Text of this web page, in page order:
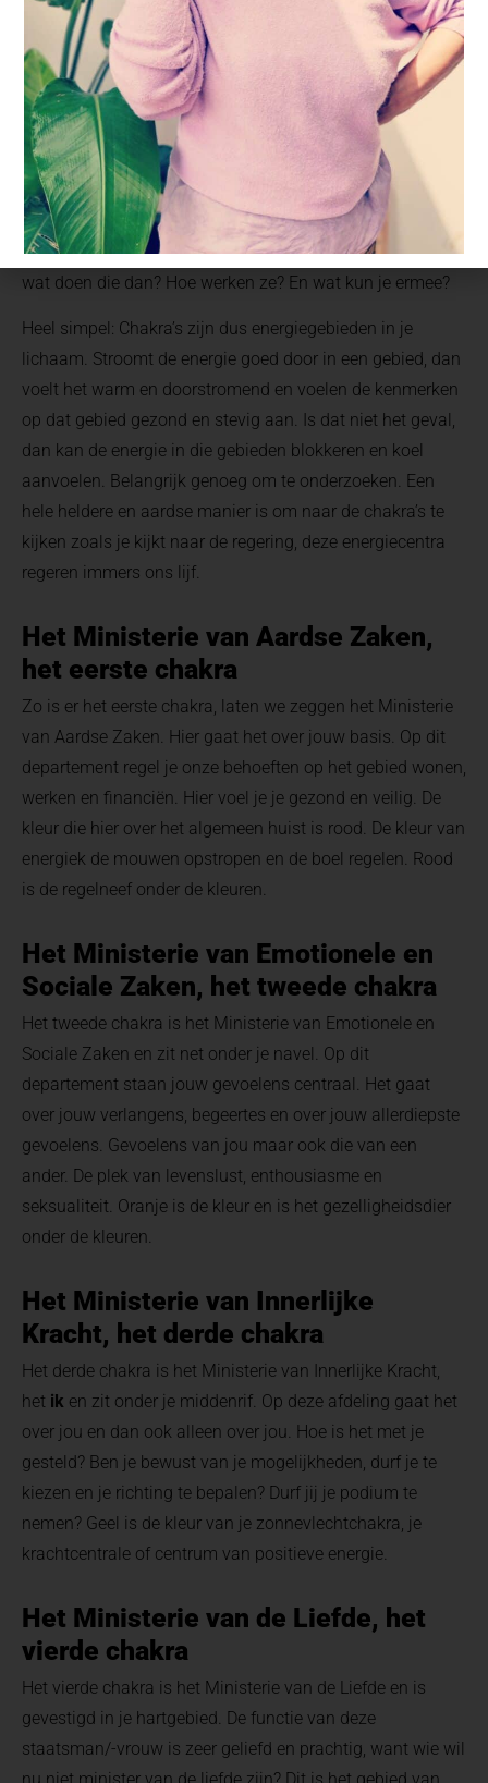
24 juni 2018
Wiel of rad, dat betekent ‘chakra’ in het Sanskriet. Wiel of
rad van energie. Ook wel energiecirkels of energiecentra
genoemd. In je lijf huizen in ieder geval zeven chakras. En
wat doen die dan? Hoe werken ze? En wat kun je ermee?
Heel simpel: Chakra’s zijn dus energiegebieden in je
lichaam. Stroomt de energie goed door in een gebied, dan
voelt het warm en doorstromend en voelen de kenmerken
op dat gebied gezond en stevig aan. Is dat niet het geval,
dan kan de energie in die gebieden blokkeren en koel
aanvoelen. Belangrijk genoeg om te onderzoeken. Een
hele heldere en aardse manier is om naar de chakra’s te
kijken zoals je kijkt naar de regering, deze energiecentra
regeren immers ons lijf.
Het Ministerie van Aardse Zaken,
het eerste chakra
Zo is er het eerste chakra, laten we zeggen het Ministerie
van Aardse Zaken. Hier gaat het over jouw basis. Op dit
departement regel je onze behoeften op het gebied wonen,
werken en financiën. Hier voel je je gezond en veilig. De
kleur die hier over het algemeen huist is rood. De kleur van
energiek de mouwen opstropen en de boel regelen. Rood
is de regelneef onder de kleuren.
Het Ministerie van Emotionele en
Sociale Zaken, het tweede chakra
Het tweede chakra is het Ministerie van Emotionele en
Sociale Zaken en zit net onder je navel. Op dit
departement staan jouw gevoelens centraal. Het gaat
over jouw verlangens, begeertes en over jouw allerdiepste
gevoelens. Gevoelens van jou maar ook die van een
ander. De plek van levenslust, enthousiasme en
seksualiteit. Oranje is de kleur en is het gezelligheidsdier
onder de kleuren.
Het Ministerie van Innerlijke
Kracht, het derde chakra
Het derde chakra is het Ministerie van Innerlijke Kracht,
het ik en zit onder je middenrif. Op deze afdeling gaat het
over jou en dan ook alleen over jou. Hoe is het met je
gesteld? Ben je bewust van je mogelijkheden, durf je te
kiezen en je richting te bepalen? Durf jij je podium te
nemen? Geel is de kleur van je zonnevlechtchakra, je
krachtcentrale of centrum van positieve energie.
Het Ministerie van de Liefde, het
vierde chakra
Het vierde chakra is het Ministerie van de Liefde en is
gevestigd in je hartgebied. De functie van deze
staatsman/-vrouw is zeer geliefd en prachtig, want wie wil